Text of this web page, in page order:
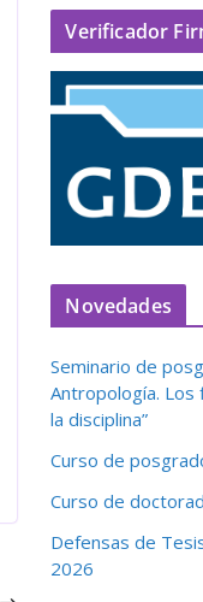
Verificador
Novedades
Seminario de
Antropología. Los
la disciplina”
Curso de
Curso de
Defensas de
2026